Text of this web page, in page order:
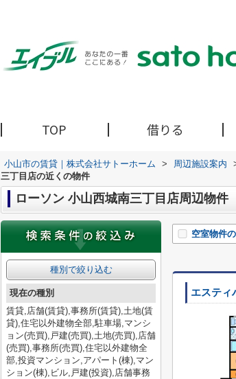
TOP 借りる
小山市の賃貸｜株式会社サトーホーム > 周辺施設案内
三丁目店の近くの物件
ローソン 小山西城南三丁目店周辺物件
空室物件
エスティ
種別で絞り込む
現在の種別
賃貸,店舗(賃貸),事務所(賃貸),土地(賃
貸),住宅以外建物全部,駐車場,マンシ
ョン(売買),戸建(売買),土地(売買),店舗
(売買),事務所(売買),住宅以外建物全
部,投資マンション,アパート(棟),マン
ション(棟),ビル,戸建(投資),店舗事務